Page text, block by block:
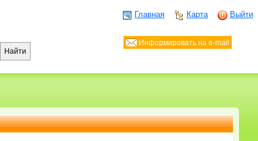
Главная Карта Выйти
Информировать на e-mail